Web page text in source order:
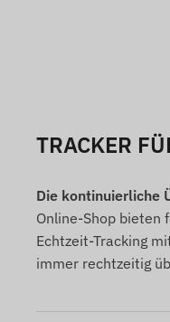
TRACKER
Die kontinuierliche
Online-Shop bieten
Echtzeit-Tracking
immer rechtzeitig